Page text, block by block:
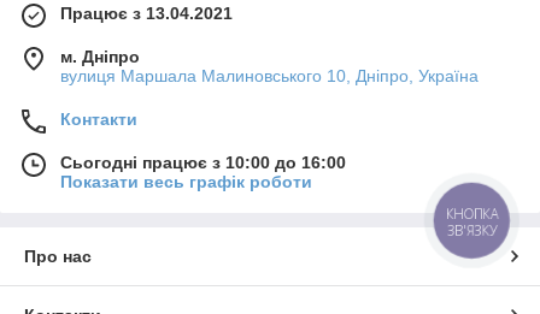
Працює з 13.04.2021
м. Дніпро
вулиця Маршала Малиновського 10, Дніпро, Україна
Контакти
Сьогодні працює з 10:00 до 16:00
Показати весь графік роботи
Про нас
КНОПКА
ЗВ'ЯЗКУ